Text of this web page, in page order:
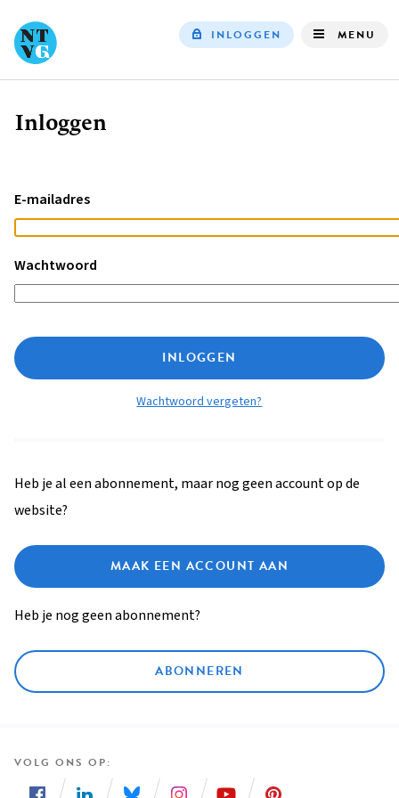
INLOGGEN MENU
Kruimelpad
Inloggen
E-mailadres
Wachtwoord
INLOGGEN
Wachtwoord vergeten?
Heb je al een abonnement, maar nog geen account op de
website?
MAAK EEN ACCOUNT AAN
Heb je nog geen abonnement?
ABONNEREN
VOLG ONS OP